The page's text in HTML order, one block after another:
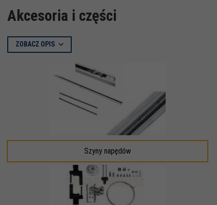
Akcesoria i części
ZOBACZ OPIS
Szyny napędów